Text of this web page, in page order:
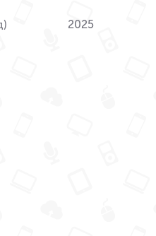
2025